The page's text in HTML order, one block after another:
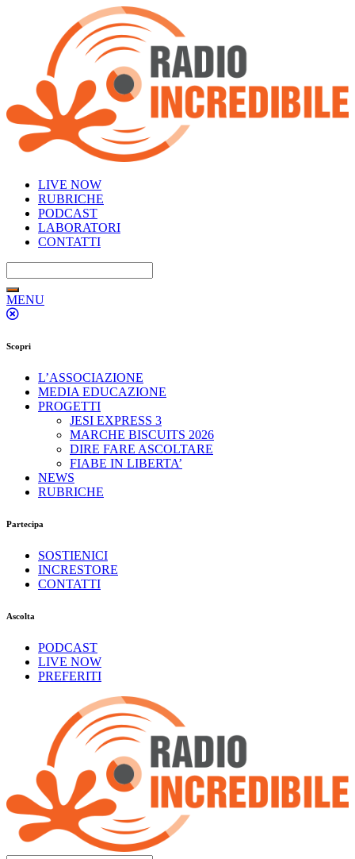
LIVE NOW
RUBRICHE
PODCAST
LABORATORI
CONTATTI
MENU
Scopri
L’ASSOCIAZIONE
MEDIA EDUCAZIONE
PROGETTI
JESI EXPRESS 3
MARCHE BISCUITS 2026
DIRE FARE ASCOLTARE
FIABE IN LIBERTA’
NEWS
RUBRICHE
Partecipa
SOSTIENICI
INCRESTORE
CONTATTI
Ascolta
PODCAST
LIVE NOW
PREFERITI